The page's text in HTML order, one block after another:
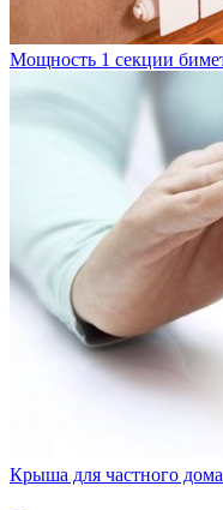
Мощность 1 секции
Крыша для частного